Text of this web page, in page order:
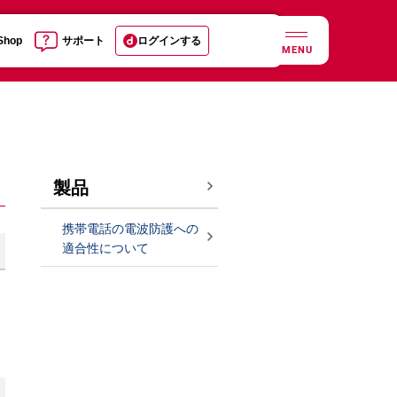
サポート ログインする
MENU
製品
携帯電話の電波防護への
適合性について